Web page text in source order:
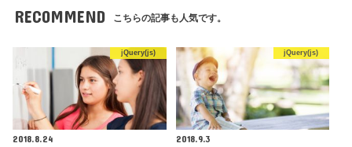
RECOMMEND こちらの記事も人気です。
jQuery(js)
2018.8.24
jQuery(js)
2018.9.3